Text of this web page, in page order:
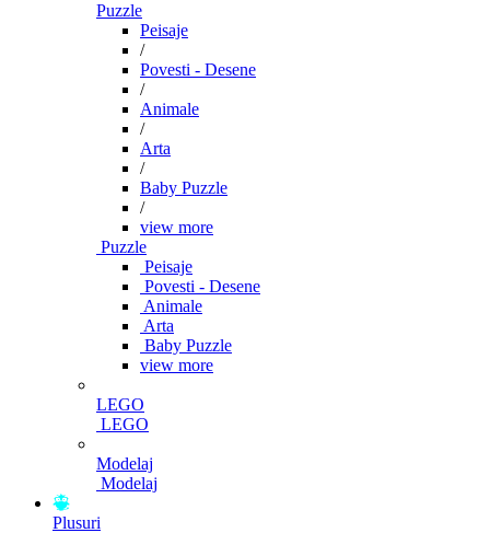
Puzzle
Peisaje
/
Povesti - Desene
/
Animale
/
Arta
/
Baby Puzzle
/
view more
Puzzle
Peisaje
Povesti - Desene
Animale
Arta
Baby Puzzle
view more
LEGO
LEGO
Modelaj
Modelaj
Plusuri